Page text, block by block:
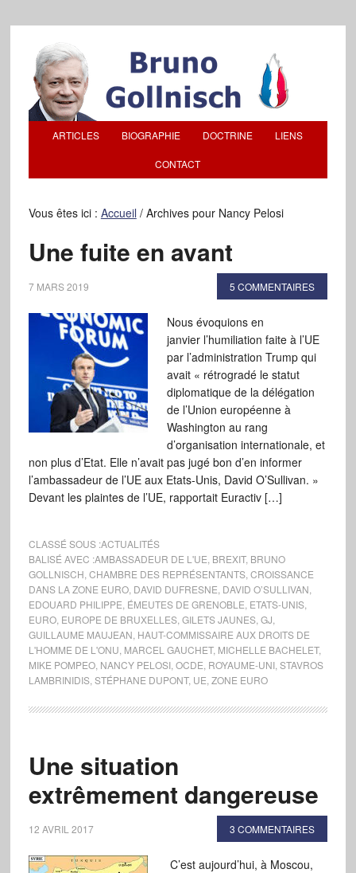
ARTICLES BIOGRAPHIE DOCTRINE LIENS
CONTACT
Vous êtes ici : Accueil /Archives pour Nancy Pelosi
Une fuite en avant
7 MARS 2019 5 COMMENTAIRES
Nous évoquions en
janvier l’humiliation faite à l’UE
par l’administration Trump qui
avait « rétrogradé le statut
diplomatique de la délégation
de l’Union européenne à
Washington au rang
d’organisation internationale, et
non plus d’Etat. Elle n’avait pas jugé bon d’en informer
l’ambassadeur de l’UE aux Etats-Unis, David O’Sullivan. »
Devant les plaintes de l’UE, rapportait Euractiv […]
CLASSÉ SOUS :ACTUALITÉS
BALISÉ AVEC :AMBASSADEUR DE L'UE BREXIT, BRUNO
GOLLNISCH CHAMBRE DES REPRÉSENTANTS, CROISSANCE
DANS LA ZONE EURO, DAVID DUFRESNE DAVID O’SULLIVAN
EDOUARD PHILIPPE ÉMEUTES DE GRENOBLE ETATS-UNIS,
EURO, EUROPE DE BRUXELLES, GILETS JAUNES, GJ
GUILLAUME MAUJEAN HAUT-COMMISSAIRE AUX DROITS DE
L'HOMME DE L'ONU MARCEL GAUCHET, MICHELLE BACHELET,
MIKE POMPEO, NANCY PELOSI, OCDE ROYAUME-UNI, STAVROS
LAMBRINIDIS, STÉPHANE DUPONT, UE ZONE EURO
Une situation
extrêmement dangereuse
12 AVRIL 2017 3 COMMENTAIRES
C’est aujourd’hui, à Moscou,